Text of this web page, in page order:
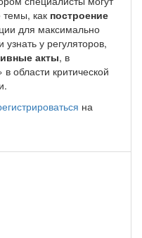
темы, как построение
для максимально
у регуляторов,
акты, в
области критической
на